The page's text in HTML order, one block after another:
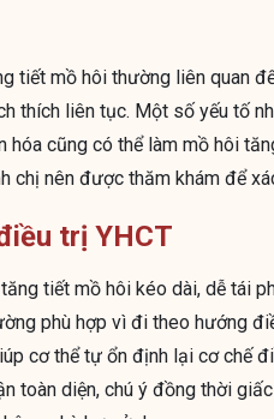
tiết mồ hôi thường liên quan
thích liên tục. Một số yếu tố
hóa cũng có thể làm mồ hôi
chị nên được thăm khám để
trị YHCT
tiết mồ hôi kéo dài, dễ tái
phù hợp vì đi theo hướng
cơ thể tự ổn định lại cơ chế
toàn diện, chú ý đồng thời